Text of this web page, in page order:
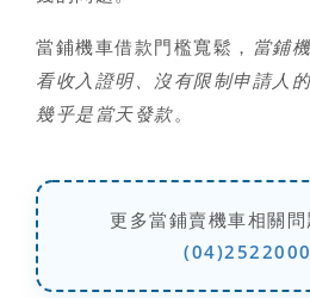
當鋪機車借款門檻寬鬆， 當鋪
看收入證明、沒有限制申請人
幾乎是當天發款。
更多當鋪賣機車相關